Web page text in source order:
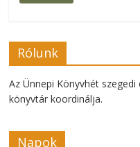
Rólunk
Az Ünnepi Könyvhét
könyvtár koordinálja.
Napok